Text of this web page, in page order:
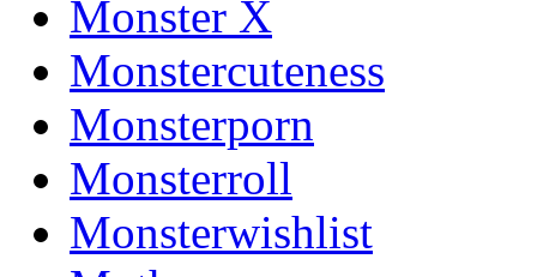
Monster X
Monstercuteness
Monsterporn
Monsterroll
Monsterwishlist